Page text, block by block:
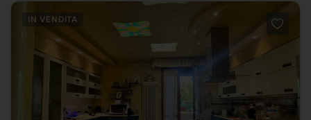
IN VENDITA